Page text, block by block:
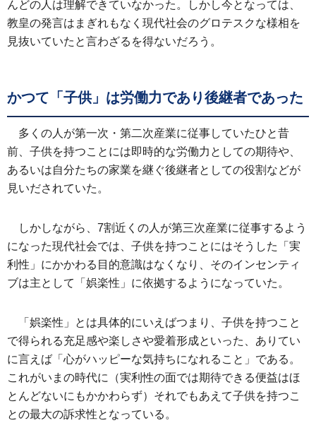
んどの人は理解できていなかった。しかし今となっては、
教皇の発言はまぎれもなく現代社会のグロテスクな様相を
見抜いていたと言わざるを得ないだろう。
かつて「子供」は労働力であり後継者であった
多くの人が第一次・第二次産業に従事していたひと昔
前、子供を持つことには即時的な労働力としての期待や、
あるいは自分たちの家業を継ぐ後継者としての役割などが
見いだされていた。
しかしながら、7割近くの人が第三次産業に従事するよう
になった現代社会では、子供を持つことにはそうした「実
利性」にかかわる目的意識はなくなり、そのインセンティ
ブは主として「娯楽性」に依拠するようになっていた。
「娯楽性」とは具体的にいえばつまり、子供を持つこと
で得られる充足感や楽しさや愛着形成といった、ありてい
に言えば「心がハッピーな気持ちになれること」である。
これがいまの時代に（実利性の面では期待できる便益はほ
とんどないにもかかわらず）それでもあえて子供を持つこ
との最大の訴求性となっている。